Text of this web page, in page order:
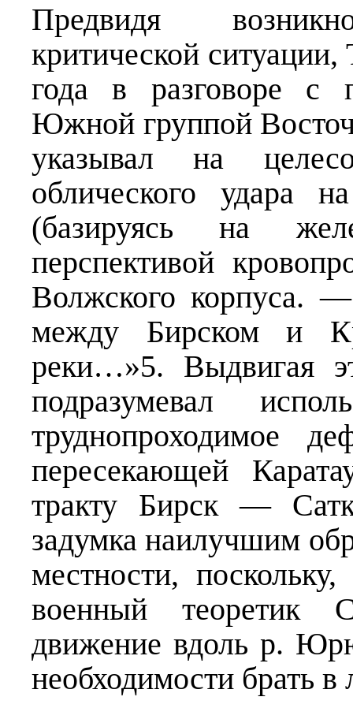
Предвидя
критической
года в разговоре с
Южной группой
указывал на
облического удара
(базируясь на
перспективой
Волжского корпуса.
между Бирском и
реки…»5. Выдвигая
подразумевал
труднопроходимое
пересекающей
тракту Бирск —
задумка наилучшим
местности,
военный
движение вдоль р.
необходимости брать